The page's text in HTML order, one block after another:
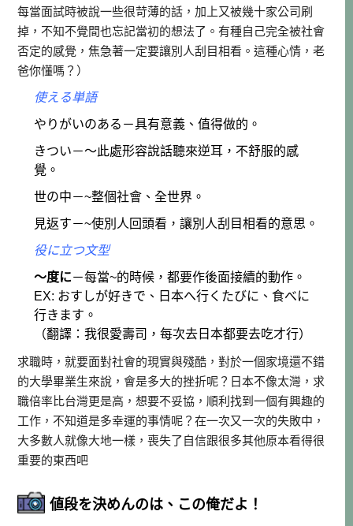
每當面試時被說一些很苛薄的話，加上又被幾十家公司刷
掉，不知不覺間也忘記當初的想法了。有種自己完全被社會
否定的感覺，焦急著一定要讓別人刮目相看。這種心情，老
爸你懂嗎？）
使える単語
やりがいのある－具有意義、值得做的。
きつい－～此處形容說話聽來逆耳，不舒服的感
覺。
世の中－~整個社會、全世界。
見返す－~使別人回頭看，讓別人刮目相看的意思。
役に立つ文型
～度に－每當~的時候，都要作後面接續的動作。
EX: おすしが好きで、日本へ行くたびに、食べに
行きます。
（翻譯：我很愛壽司，每次去日本都要去吃才行）
求職時，就要面對社會的現實與殘酷，對於一個家境還不錯
的大學畢業生來說，會是多大的挫折呢？日本不像太灣，求
職倍率比台灣更是高，想要不妥協，順利找到一個有興趣的
工作，不知道是多幸運的事情呢？在一次又一次的失敗中，
大多數人就像大地一樣，喪失了自信跟很多其他原本看得很
重要的東西吧
値段を決めんのは、この俺だよ！